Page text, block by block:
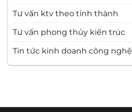
Tư vấn ktv theo tỉnh thành
Tư vấn phong thủy kiến trúc
Tin tức kinh doanh công nghệ